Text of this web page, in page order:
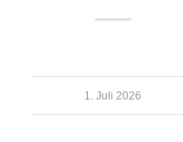
1. Juli 2026